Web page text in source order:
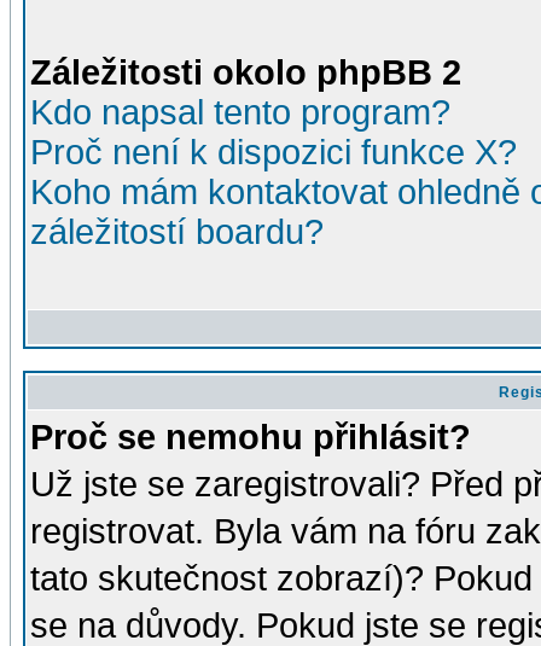
Záležitosti okolo phpBB 2
Kdo napsal tento program?
Proč není k dispozici funkce X?
Koho mám kontaktovat
záležitostí boardu?
Proč se nemohu přihlásit?
Už jste se zaregistrovali? Před
registrovat. Byla vám na fóru
tato skutečnost zobrazí)?
se na důvody. Pokud jste se